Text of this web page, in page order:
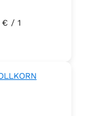
€ / 1